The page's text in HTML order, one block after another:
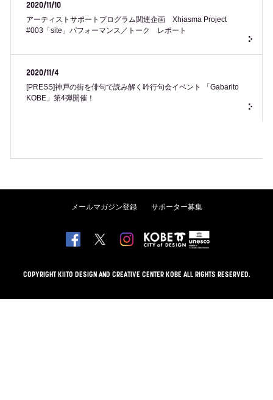
2020/11/10
アーティストサポートプログラム関連企画 Xhiasma Project
#003「site」パフォーマンス／トーク レポート
2020/11/4
[PRESS]神戸の街を俳句で読み解く吟行句会イベント 「Gabarito
KOBE」第4弾開催！
メールマガジン登録 サポーター募集
COPYRIGHT KIITO DESIGN AND CREATIVE CENTER KOBE ALL RIGHTS RESERVED.